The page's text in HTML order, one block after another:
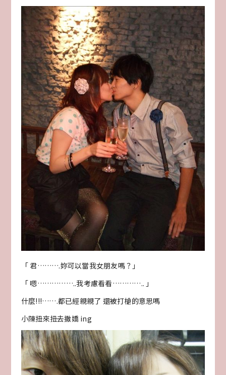
「 君……….妳可以當我女朋友嗎？」
「 嗯……………..我考慮看看………….. 」
什麼!!!…….都已經親親了 還被打槍的意思嗎
小陳扭來扭去撒嬌 ing